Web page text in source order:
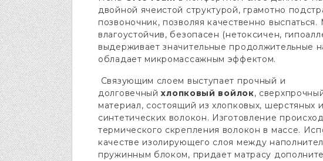
двойной ячеистой структурой, грамотно
позвоночник, позволяя качественно выспаться.
влагоустойчив, безопасен (нетоксичен,
выдерживает значительные продолжительные
обладает микромассажным эффектом.
Связующим слоем выступает прочный и
долговечныйхлопковый войлок,
материал, состоящий из хлопковых, шерстяных и
синтетических волокон. Изготовление
термического скрепления волокон в массе.
качестве изолирующего слоя между
пружинным блоком, придает матрасу